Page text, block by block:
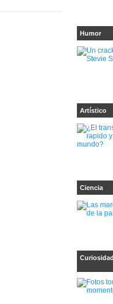
Humor
Artístico
Ciencia